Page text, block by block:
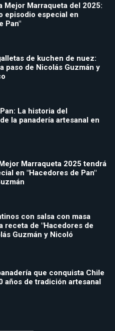
Mejor Marraqueta del 2025:
episodio especial en
Pan"
de kuchen de nuez:
paso de Nicolás Guzmán y
La historia del
la panadería artesanal en
Marraqueta 2025 tendrá
en "Hacedores de Pan"
con salsa con masa
receta de "Hacedores de
Guzmán y Nicoló
que conquista Chile
años de tradición artesanal